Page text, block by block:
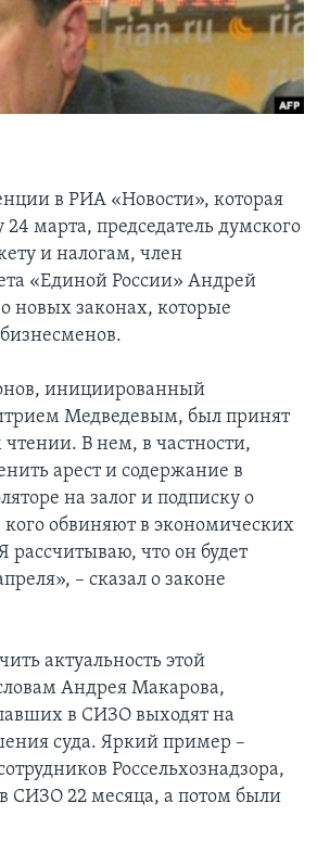
в РИА «Новости», которая
24 марта, председатель думского
и налогам, член
«Единой России» Андрей
новых законах, которые
инициированный
Медведевым, был принят
чтении. В нем, в частности,
арест и содержание в
на залог и подписку о
кого обвиняют в экономических
рассчитываю, что он будет
– сказал о законе
актуальность этой
Андрея Макарова,
в СИЗО выходят на
суда. Яркий пример –
Россельхознадзора,
СИЗО 22 месяца, а потом были